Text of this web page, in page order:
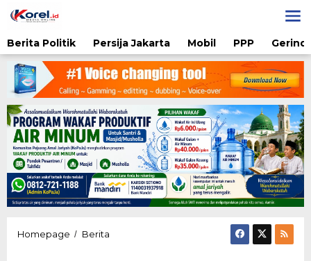
ke
Berita Politik
Persija Jakarta Mobil PPP
Homepage / Berita